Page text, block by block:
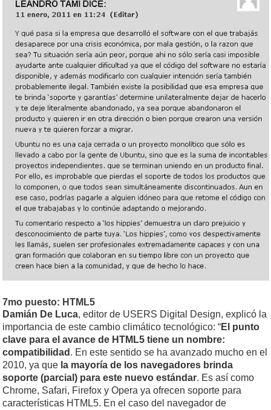
7mo puesto: HTML5
Damián De Luca, editor de USERS Digital Design, explicó la
importancia de este cambio climático tecnológico: “El punto
clave para el avance de HTML5 tiene un nombre:
compatibilidad . En este sentido se ha avanzado mucho en el
2010, ya que la mayoría de los navegadores brinda
soporte (parcial) para este nuevo estándar. Es así como
Chrome, Safari, Firefox y Opera ya ofrecen soporte para
características HTML5. En el caso del navegador de